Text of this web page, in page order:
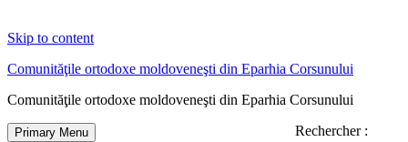
Skip to content
Comunităţile ortodoxe moldoveneşti din Eparhia Corsunului
Comunităţile ortodoxe moldoveneşti din Eparhia Corsunului
Primary Menu Rechercher :